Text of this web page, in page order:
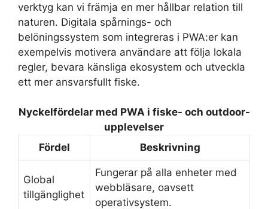
verktyg kan vi främja en mer hållbar relation till
naturen. Digitala spårnings- och
belöningssystem som integreras i PWA:er kan
exempelvis motivera användare att följa lokala
regler, bevara känsliga ekosystem och utveckla
ett mer ansvarsfullt fiske.
Nyckelfördelar med PWA i fiske- och outdoor-
upplevelser
Fördel
Beskrivning
Global
tillgänglighet
Fungerar på alla enheter med
webbläsare, oavsett
operativsystem.